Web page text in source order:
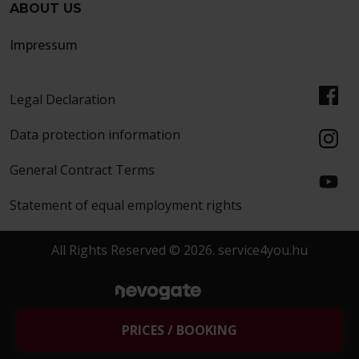
PRICES / BOOKING
ABOUT US
Impressum
Legal Declaration
Data protection information
General Contract Terms
Statement of equal employment rights
All Rights Reserved © 2026. service4you.hu